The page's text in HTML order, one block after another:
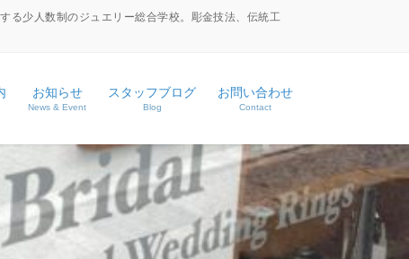
る少人数制のジュエリー総合学校。彫金技法、伝統工
ス
お知らせ
News & Event
スタッフブログ
Blog
お問い合わせ
Contact